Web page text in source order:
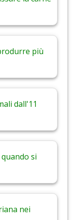
più
dall'11
si
nei